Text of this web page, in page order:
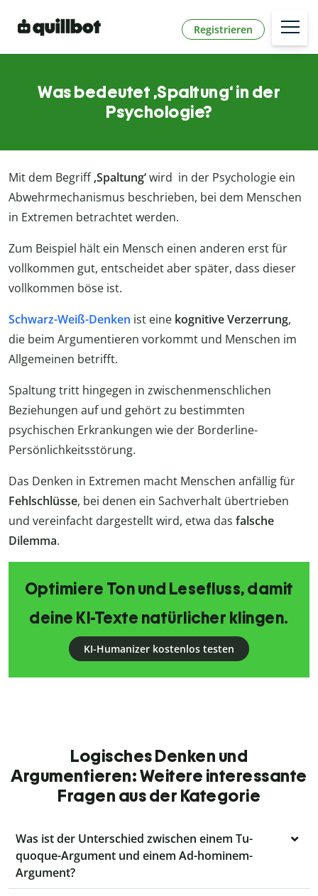
Registrieren
Was bedeutet ‚Spaltung‘ in der
Psychologie?
Mit dem Begriff‚Spaltung‘wird in der Psychologie ein
Abwehrmechanismus beschrieben, bei dem Menschen
in Extremen betrachtet werden.
Zum Beispiel hält ein Mensch einen anderen erst für
vollkommen gut, entscheidet aber später, dass dieser
vollkommen böse ist.
Schwarz-Weiß-Denken ist eine kognitive Verzerrung,
die beim Argumentieren vorkommt und Menschen im
Allgemeinen betrifft.
Spaltung tritt hingegen in zwischenmenschlichen
Beziehungen auf und gehört zu bestimmten
psychischen Erkrankungen wie der Borderline-
Persönlichkeitsstörung.
Das Denken in Extremen macht Menschen anfällig für
Fehlschlüsse, bei denen ein Sachverhalt übertrieben
und vereinfacht dargestellt wird, etwa das falsche
Dilemma.
Optimiere Ton und Lesefluss, damit
deine KI-Texte natürlicher klingen.
KI-Humanizer kostenlos testen
Logisches Denken und
Argumentieren: Weitere interessante
Fragen aus der Kategorie
Was ist der Unterschied zwischen einem Tu-
quoque-Argument und einem Ad-hominem-
Argument?